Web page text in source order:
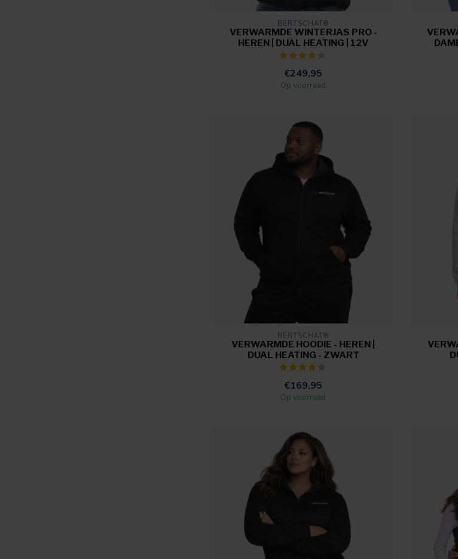
BERTSCHAT®
VERWARMDE WINTERJAS PRO -
HEREN | DUAL HEATING | 12V
€249,95
Op voorraad
BERTSCHAT®
VERWARMDE HOODIE - HEREN |
DUAL HEATING - ZWART
€169,95
Op voorraad